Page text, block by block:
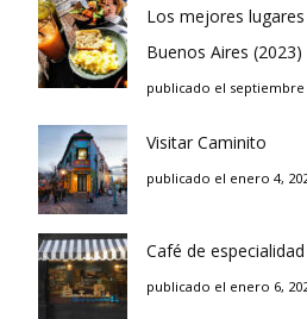
Los mejores
Buenos Aires (2023)
publicado el septiembre
Visitar Caminito
publicado el enero 4,
Café de
publicado el enero 6,